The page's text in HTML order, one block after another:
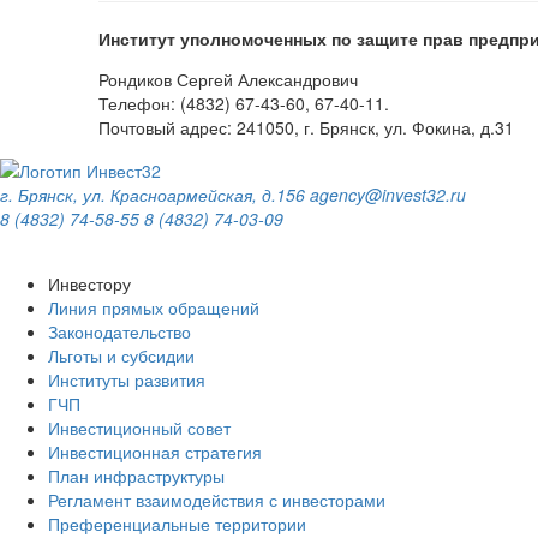
Институт уполномоченных по защите прав
Рондиков Сергей Александрович
Телефон: (4832) 67-43-60, 67-40-11.
Почтовый адрес: 241050, г. Брянск, ул. Фокина, д.31
г. Брянск, ул. Красноармейская, д.156 agency@invest32.ru
8 (4832) 74-58-55 8 (4832) 74-03-09
Инвестору
Линия прямых обращений
Законодательство
Льготы и субсидии
Институты развития
ГЧП
Инвестиционный совет
Инвестиционная стратегия
План инфраструктуры
Регламент взаимодействия с инвесторами
Преференциальные территории